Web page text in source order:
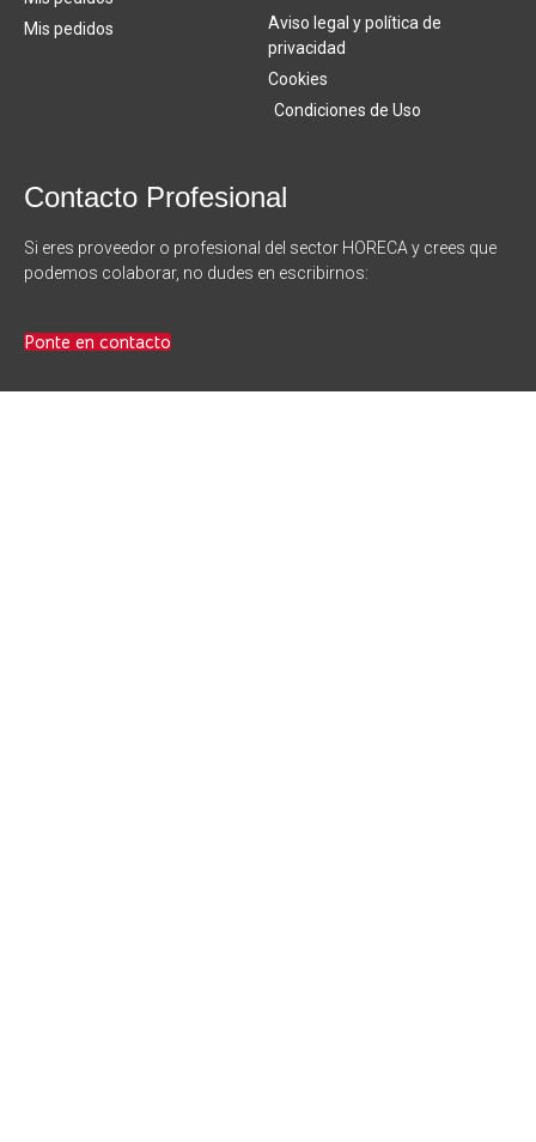
Mis pedidos
Aviso legal y política de
privacidad
Cookies
Condiciones de Uso
Contacto Profesional
Si eres proveedor o profesional del sector HORECA y crees que
podemos colaborar, no dudes en escribirnos:
Ponte en contacto